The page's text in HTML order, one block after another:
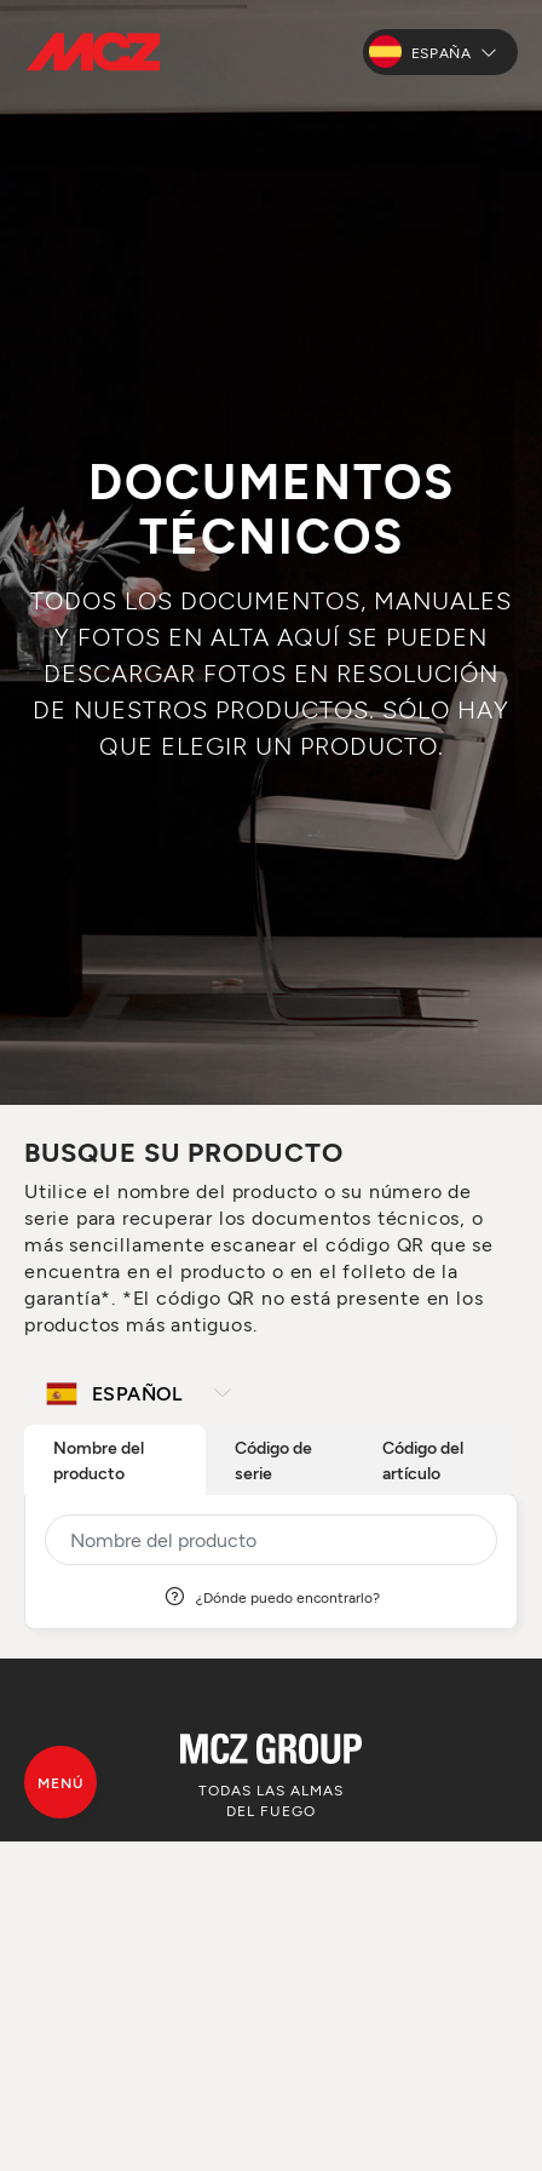
ESPAÑA
DOCUMENTOS
TÉCNICOS
TODOS LOS DOCUMENTOS, MANUALES
Y FOTOS EN ALTA AQUÍ SE PUEDEN
DESCARGAR FOTOS EN RESOLUCIÓN
DE NUESTROS PRODUCTOS. SÓLO HAY
QUE ELEGIR UN PRODUCTO.
BUSQUE SU PRODUCTO
Utilice el nombre del producto o su número de
serie para recuperar los documentos técnicos, o
más sencillamente escanear el código QR que se
encuentra en el producto o en el folleto de la
garantía*. *El código QR no está presente en los
productos más antiguos.
Nombre del
producto
Código de
serie
Código del
artículo
¿Dónde puedo encontrarlo?
TODAS LAS ALMAS
DEL FUEGO
MENÚ